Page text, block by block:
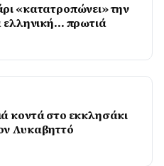
«κατατροπώνει» την
ελληνική… πρωτιά
κοντά στο εκκλησάκι
Λυκαβηττό